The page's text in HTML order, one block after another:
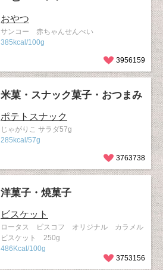
おやつ
サンコー 赤ちゃんせんべい
385kcal/100g
3956159
米菓・スナック菓子・おつまみ
ポテトスナック
じゃがりこ サラダ57g
285kcal/57g
3763738
洋菓子・焼菓子
ビスケット
ロータス ビスコフ オリジナル カラメル
ビスケット 250g
486Kcal/100g
3753156